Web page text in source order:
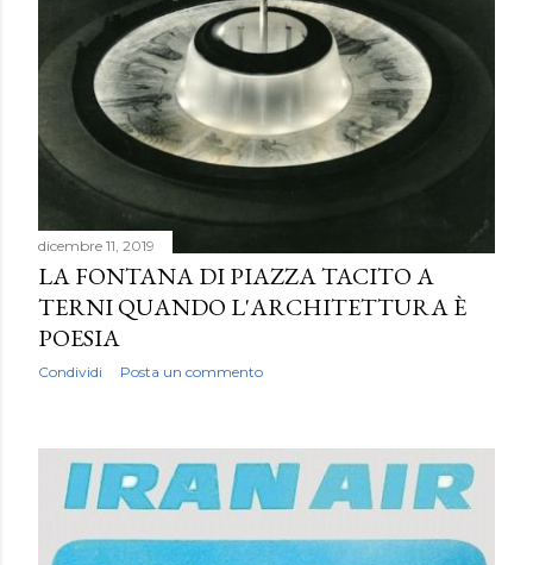
dicembre 11, 2019
LA FONTANA DI PIAZZA TACITO A
TERNI QUANDO L'ARCHITETTURA È
POESIA
Condividi Posta un commento